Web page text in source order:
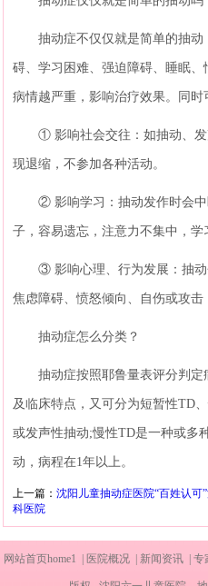
抽动症不仅仅就是简单的抽动
碍、学习困难、强迫障碍、睡眠
病情越严重，影响治疗效果。同时
① 影响社会交往：如抽动、发
现退缩，不参加各种活动。
② 影响学习：抽动发作时会中
子，容易遗忘，注意力不集中，学
③ 影响心理、行为发展：抽动会
焦虑障碍、愤怒倾向、自伤或攻击
抽动症怎么分类？
抽动症按照耶鲁量表评分判定病
及临床特点，又可分为短暂性TD
或发声性抽动;慢性TD是一种或多
动，病程在1年以上。
上一篇： 沈阳儿童抽动症医院“百姓认可
科医院
网站首页home1 | 医院概况 | 新闻资讯 | 专